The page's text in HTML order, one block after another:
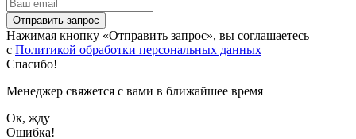
Отправить запрос
Нажимая кнопку «Отправить запрос», вы соглашаетесь
с Политикой обработки персональных данных
Спасибо!
Менеджер свяжется с вами в ближайшее время
Ок, жду
Ошибка!